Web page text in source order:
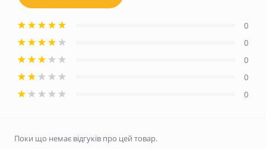
0
0
0
0
0
Поки що немає відгуків про цей товар.